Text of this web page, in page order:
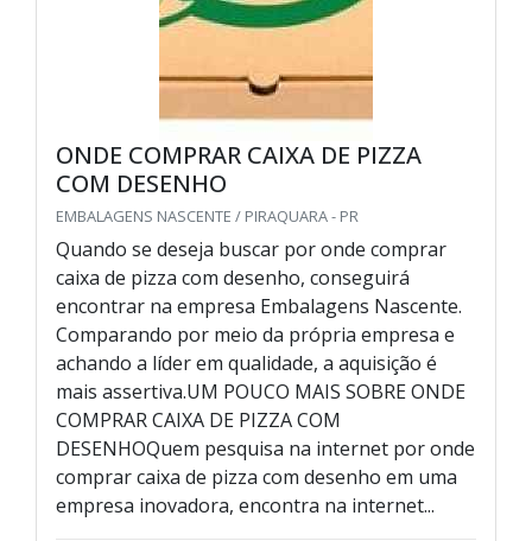
ONDE COMPRAR CAIXA DE PIZZA
COM DESENHO
EMBALAGENS NASCENTE / PIRAQUARA - PR
Quando se deseja buscar por onde comprar
caixa de pizza com desenho, conseguirá
encontrar na empresa Embalagens Nascente.
Comparando por meio da própria empresa e
achando a líder em qualidade, a aquisição é
mais assertiva.UM POUCO MAIS SOBRE ONDE
COMPRAR CAIXA DE PIZZA COM
DESENHOQuem pesquisa na internet por onde
comprar caixa de pizza com desenho em uma
empresa inovadora, encontra na internet...